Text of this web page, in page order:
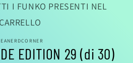
I FUNKO PRESENTI NEL
CARRELLO
EDITION 29 (di 30)